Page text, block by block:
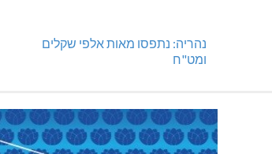
נהריה: נתפסו מאות אלפי שקלים
ומט"ח